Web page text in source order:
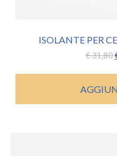
ISOLANTE PER
€31,80